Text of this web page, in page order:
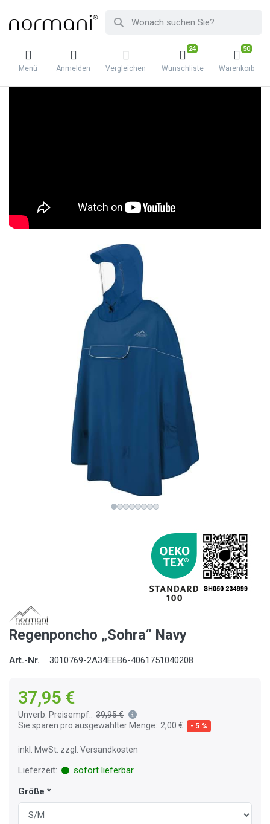
Menü Anmelden Vergleichen
24
Wunschliste
50
Warenkorb
Regenponcho „Sohra“ Navy
Art.-Nr. 3010769-2A34EEB6-4061751040208
37,95 €
Unverb. Preisempf.: 39,95 €
Sie sparen pro ausgewählter Menge: 2,00 € - 5 %
inkl. MwSt. zzgl. Versandkosten
Lieferzeit:
sofort lieferbar
Größe